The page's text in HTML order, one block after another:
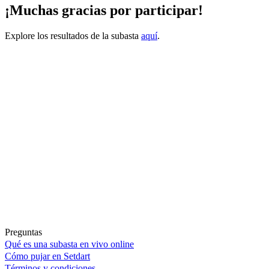
¡Muchas gracias por participar!
Explore los resultados de la subasta aquí.
Preguntas
Qué es una subasta en vivo online
Cómo pujar en Setdart